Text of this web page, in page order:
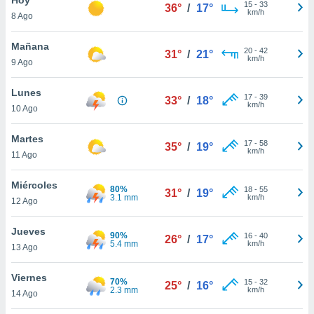
y
en
más
de
8 Ago
36° / 17° 15- 33
km/h
Mañana
9 Ago
31° / 21° 20- 42
km/h
Lunes
10 Ago
33° / 18° 17- 39
km/h
Martes
11 Ago
35° / 19° 17- 58
km/h
Miércoles
12 Ago
80%
3.1 mm
31° / 19° 18- 55
km/h
Jueves
13 Ago
90%
5.4 mm
26° / 17° 16- 40
km/h
Viernes
14 Ago
70%
2.3 mm
25° / 16° 15- 32
km/h